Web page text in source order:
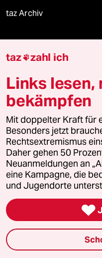
taz Archiv
Mehr taz Angebote
Reisen
Kantine
Shop
Anzeigen
Fragen & Hilfe
Feedback
taz zahl ich
Links lesen,
bekämpfen
Mit doppelter Kraft für
Besonders jetzt
Rechtsextremismus
Daher gehen 50
Neuanmeldungen an
eine Kampagne, die
und Jugendorte
